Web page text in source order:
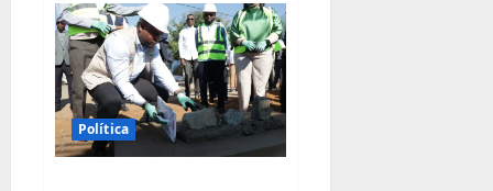
Visão
Moçambique
lança
mais
uma
edição
com
os
principais
acontecimentos
Política